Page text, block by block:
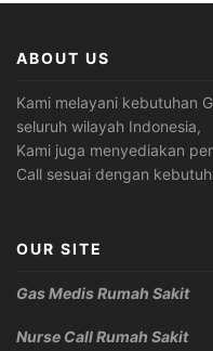
ABOUT US
Kami melayani kebutuhan
seluruh wilayah Indonesia,
Kami juga menyediakan
Call sesuai dengan
OUR SITE
Gas Medis Rumah Sakit
Nurse Call Rumah Sakit